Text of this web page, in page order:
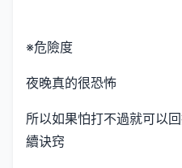
※危險度
夜晚真的很恐怖
所以如果怕打不過就可以
續诀窍